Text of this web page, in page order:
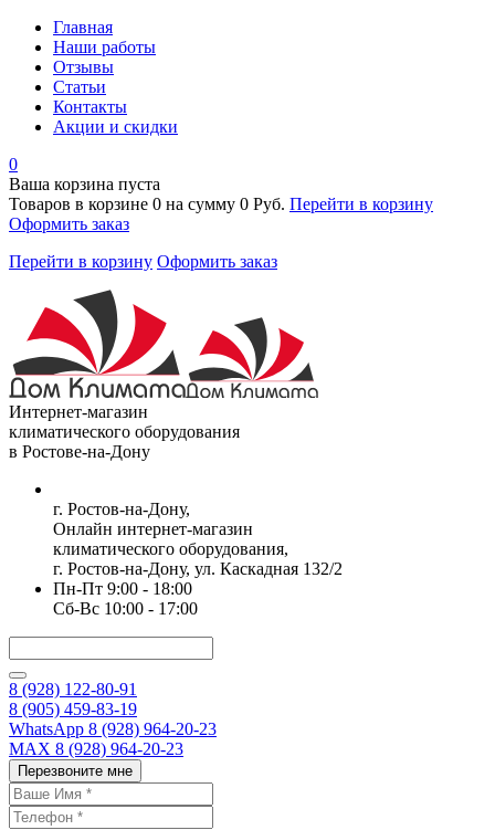
Главная
Наши работы
Отзывы
Статьи
Контакты
Акции и скидки
0
Ваша корзина пуста
Товаров в корзине 0 на сумму 0 Руб. Перейти в корзину
Оформить заказ
Перейти в корзину Оформить заказ
Интернет-магазин
климатического оборудования
в Ростове-на-Дону
г. Ростов-на-Дону,
Онлайн интернет-магазин
климатического оборудования,
г. Ростов-на-Дону, ул. Каскадная 132/2
Пн-Пт 9:00 - 18:00
Сб-Вс 10:00 - 17:00
8 (928) 122-80-91
8 (905) 459-83-19
WhatsApp 8 (928) 964-20-23
MAX 8 (928) 964-20-23
Перезвоните мне